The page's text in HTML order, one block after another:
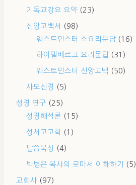
기독교강요 요약 (23)
신앙고백서
(98)
웨스트민스터 소요리문답(16)
하이델베르크 요리문답(31)
웨스트민스터 신앙고백 (50)
사도신경 (5)
성경 연구 (25)
성경해석론 (15)
성서고고학 (1)
말씀묵상 (4)
박병은 목사의 로마서 이해하기 (5)
교회사 (97)